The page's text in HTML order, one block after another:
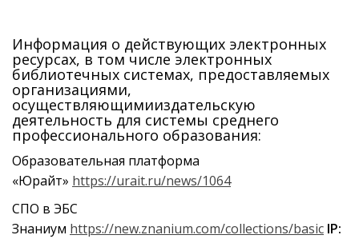
Информация о действующих электронных
ресурсах, в том числе электронных
библиотечных системах, предоставляемых
организациями,
осуществляющимииздательскую
деятельность для системы среднего
профессионального образования:
Образовательная платформа
«Юрайт» https://urait.ru/news/1064
СПО в ЭБС
Знаниум https://new.znanium.com/collections/basic IP: